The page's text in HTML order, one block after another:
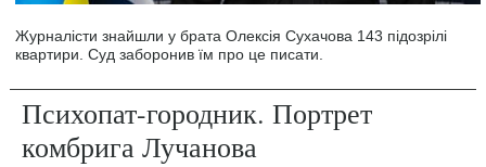
Журналісти знайшли у брата Олексія Сухачова 143 підозрілі
квартири. Суд заборонив їм про це писати.
Психопат-городник. Портрет
комбрига Лучанова